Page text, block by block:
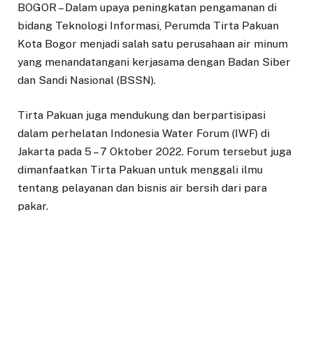
BOGOR – Dalam upaya peningkatan pengamanan di
bidang Teknologi Informasi, Perumda Tirta Pakuan
Kota Bogor menjadi salah satu perusahaan air minum
yang menandatangani kerjasama dengan Badan Siber
dan Sandi Nasional (BSSN).
Tirta Pakuan juga mendukung dan berpartisipasi
dalam perhelatan Indonesia Water Forum (IWF) di
Jakarta pada 5 – 7 Oktober 2022. Forum tersebut juga
dimanfaatkan Tirta Pakuan untuk menggali ilmu
tentang pelayanan dan bisnis air bersih dari para
pakar.